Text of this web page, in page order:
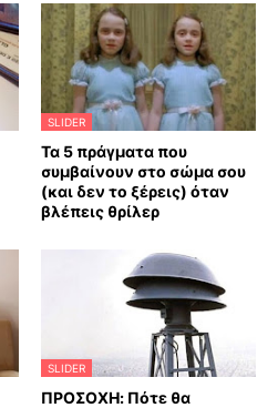
SLIDER
Τα 5 πράγματα που
συμβαίνουν στο σώμα σου
(και δεν το ξέρεις) όταν
βλέπεις θρίλερ
SLIDER
ΠΡΟΣΟΧΗ: Πότε θα